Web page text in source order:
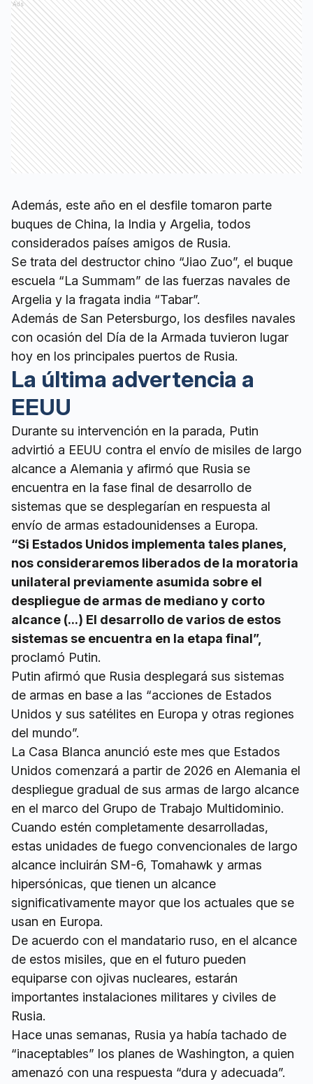
Ads
Además, este año en el desfile tomaron parte
buques de China, la India y Argelia, todos
considerados países amigos de Rusia.
Se trata del destructor chino “Jiao Zuo”, el buque
escuela “La Summam” de las fuerzas navales de
Argelia y la fragata india “Tabar”.
Además de San Petersburgo, los desfiles navales
con ocasión del Día de la Armada tuvieron lugar
hoy en los principales puertos de Rusia.
La última advertencia a
EEUU
Durante su intervención en la parada, Putin
advirtió a EEUU contra el envío de misiles de largo
alcance a Alemania y afirmó que Rusia se
encuentra en la fase final de desarrollo de
sistemas que se desplegarían en respuesta al
envío de armas estadounidenses a Europa.
“Si Estados Unidos implementa tales planes,
nos consideraremos liberados de la moratoria
unilateral previamente asumida sobre el
despliegue de armas de mediano y corto
alcance (...) El desarrollo de varios de estos
sistemas se encuentra en la etapa final”,
proclamó Putin.
Putin afirmó que Rusia desplegará sus sistemas
de armas en base a las “acciones de Estados
Unidos y sus satélites en Europa y otras regiones
del mundo”.
La Casa Blanca anunció este mes que Estados
Unidos comenzará a partir de 2026 en Alemania el
despliegue gradual de sus armas de largo alcance
en el marco del Grupo de Trabajo Multidominio.
Cuando estén completamente desarrolladas,
estas unidades de fuego convencionales de largo
alcance incluirán SM-6, Tomahawk y armas
hipersónicas, que tienen un alcance
significativamente mayor que los actuales que se
usan en Europa.
De acuerdo con el mandatario ruso, en el alcance
de estos misiles, que en el futuro pueden
equiparse con ojivas nucleares, estarán
importantes instalaciones militares y civiles de
Rusia.
Hace unas semanas, Rusia ya había tachado de
“inaceptables” los planes de Washington, a quien
amenazó con una respuesta “dura y adecuada”.